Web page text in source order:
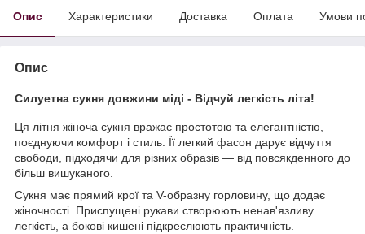
Опис Характеристики Доставка Оплата Умови
Опис
Силуетна сукня довжини міді - Відчуй легкість літа!
Ця літня жіноча сукня вражає простотою та елегантністю,
поєднуючи комфорт і стиль. Її легкий фасон дарує відчуття
свободи, підходячи для різних образів — від повсякденного до
більш вишуканого.
Сукня має прямий крої та V-образну горловину, що додає
жіночності. Приспущені рукави створюють ненав'язливу
легкість, а бокові кишені підкреслюють практичність.